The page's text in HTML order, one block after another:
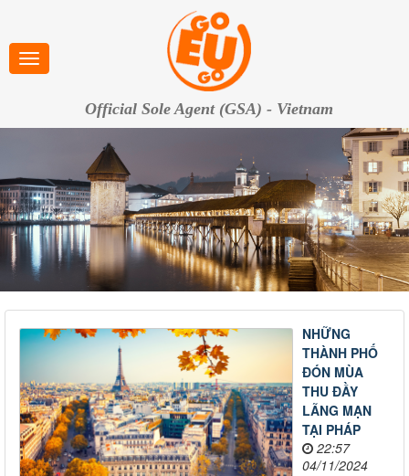
Official Sole Agent (GSA) - Vietnam
NHỮNG
THÀNH PHỐ
ĐÓN MÙA
THU ĐẦY
LÃNG MẠN
TẠI PHÁP
22:57
04/11/2024